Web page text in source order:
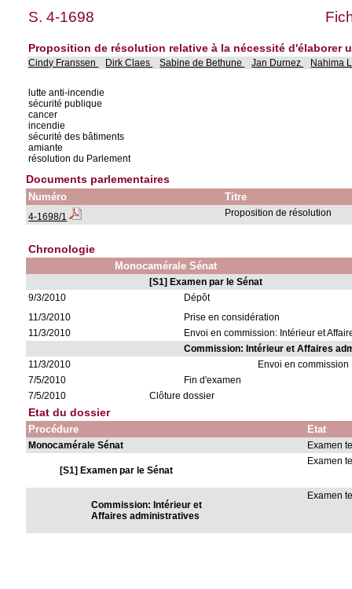
S. 4-1698
Proposition de résolution relative à la nécessité d'élaborer
Cindy Franssen Dirk Claes Sabine de Bethune Jan Durnez Nahima
lutte anti-incendie
sécurité publique
cancer
incendie
sécurité des bâtiments
amiante
résolution du Parlement
Documents parlementaires
Numéro Titre
4-1698/1 Proposition de résolution
Chronologie
Monocamérale Sénat
[S1] Examen par le Sénat
9/3/2010
Dépôt
11/3/2010
Prise en considération
11/3/2010
Envoi en commission: Intérieur et
Commission: Intérieur et Affaires
11/3/2010
Envoi en commission
7/5/2010
Fin d'examen
7/5/2010
Clôture dossier
Etat du dossier
Procédure Etat
Monocamérale Sénat Examen
[S1] Examen par le Sénat
Examen
Commission: Intérieur et
Affaires administratives
Examen